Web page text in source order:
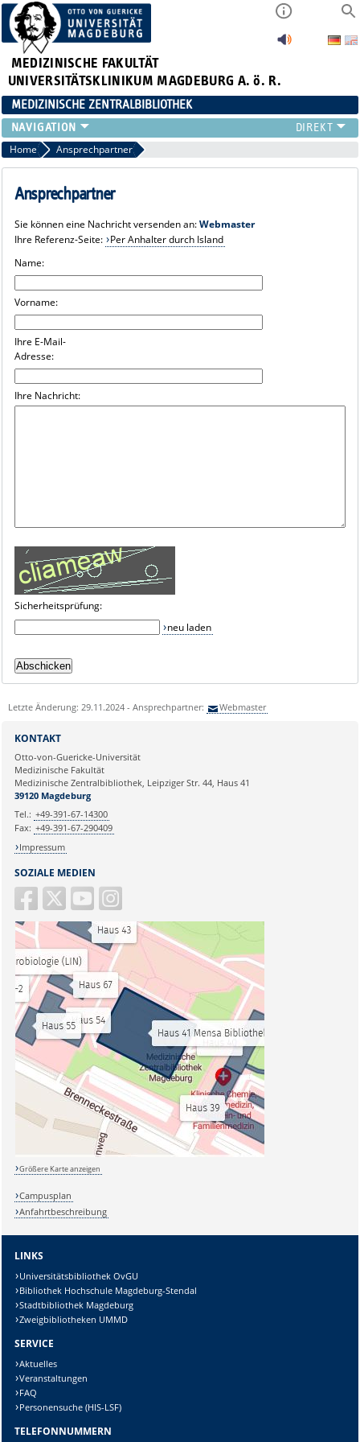
MEDIZINISCHE FAKULTÄT
UNIVERSITÄTSKLINIKUM MAGDEBURG A. ö. R.
MEDIZINISCHE ZENTRALBIBLIOTHEK
LITERATURSUCHE
SERVICE
INFORMATIONSKOMPETENZ
PUBLIZIEREN
SUCHE A-Z
Home Ansprechpartner
Ansprechpartner
Sie können eine Nachricht versenden an:Webmaster
Ihre Referenz-Seite: Per Anhalter durch Island
Name:
Vorname:
Ihre E-Mail-
Adresse:
Ihre Nachricht:
Sicherheitsprüfung:
neu laden
Letzte Änderung: 29.11.2024 - Ansprechpartner: Webmaster
SOZIALE MEDIEN
KONTAKT
Otto-von-Guericke-Universität
Medizinische Fakultät
Medizinische Zentralbibliothek, Leipziger Str. 44, Haus 41
39120 Magdeburg
Tel.: +49-391-67-14300
Fax: +49-391-67-290409
Impressum
Größere Karte anzeigen
Campusplan
Anfahrtbeschreibung
LINKS
Universitätsbibliothek OvGU
Bibliothek Hochschule Magdeburg-Stendal
Stadtbibliothek Magdeburg
Zweigbibliotheken UMMD
SERVICE
Aktuelles
Veranstaltungen
FAQ
Personensuche (HIS-LSF)
TELEFONNUMMERN